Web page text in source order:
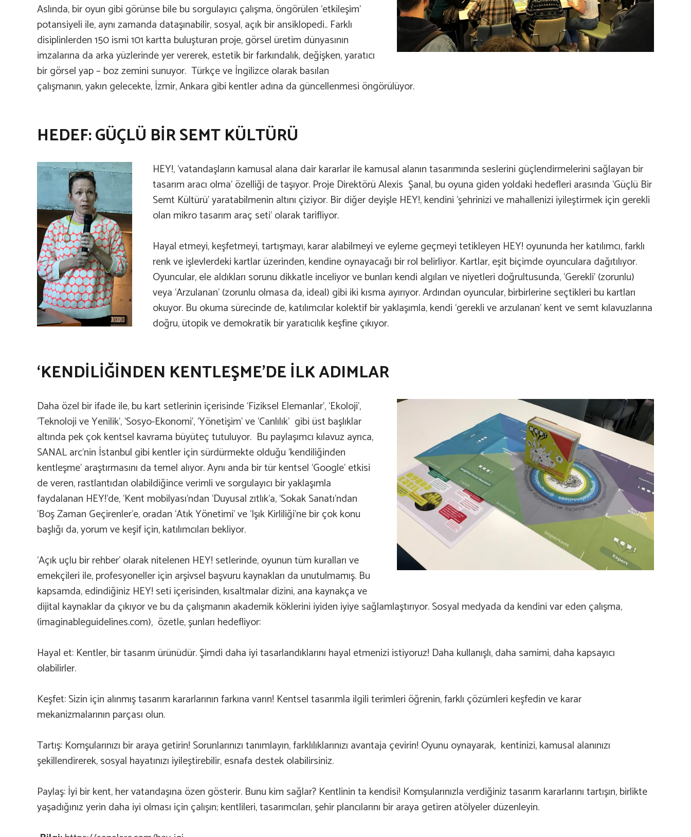
Aslında, bir oyun gibi görünse bile bu sorgulayıcı çalışma, öngörülen ‘etkileşim’
potansiyeli ile, aynı zamanda dataşınabilir, sosyal, açık bir ansiklopedi.. Farklı
disiplinlerden 150 ismi 101 kartta buluşturan proje, görsel üretim dünyasının
imzalarına da arka yüzlerinde yer vererek, estetik bir farkındalık, değişken, yaratıcı
bir görsel yap – boz zemini sunuyor. Türkçe ve İngilizce olarak basılan
çalışmanın, yakın gelecekte, İzmir, Ankara gibi kentler adına da güncellenmesi öngörülüyor.
HEDEF: GÜÇLÜ BİR SEMT KÜLTÜRÜ
HEY!, ‘vatandaşların kamusal alana dair kararlar ile kamusal alanın tasarımında seslerini güçlendirmelerini sağlayan bir
tasarım aracı olma’ özelliği de taşıyor. Proje Direktörü Alexis Şanal, bu oyuna giden yoldaki hedefleri arasında ‘Güçlü Bir
Semt Kültürü’ yaratabilmenin altını çiziyor. Bir diğer deyişle HEY!, kendini ‘şehrinizi ve mahallenizi iyileştirmek için gerekli
olan mikro tasarım araç seti’ olarak tarifliyor.
Hayal etmeyi, keşfetmeyi, tartışmayı, karar alabilmeyi ve eyleme geçmeyi tetikleyen HEY! oyununda her katılımcı, farklı
renk ve işlevlerdeki kartlar üzerinden, kendine oynayacağı bir rol belirliyor. Kartlar, eşit biçimde oyunculara dağıtılıyor.
Oyuncular, ele aldıkları sorunu dikkatle inceliyor ve bunları kendi algıları ve niyetleri doğrultusunda, ‘Gerekli’ (zorunlu)
veya ‘Arzulanan’ (zorunlu olmasa da, ideal) gibi iki kısma ayırıyor. Ardından oyuncular, birbirlerine seçtikleri bu kartları
okuyor. Bu okuma sürecinde de, katılımcılar kolektif bir yaklaşımla, kendi ‘gerekli ve arzulanan’ kent ve semt kılavuzlarına
doğru, ütopik ve demokratik bir yaratıcılık keşfine çıkıyor.
‘KENDİLİĞİNDEN KENTLEŞME’DE İLK ADIMLAR
Daha özel bir ifade ile, bu kart setlerinin içerisinde ‘Fiziksel Elemanlar’, ‘Ekoloji’,
‘Teknoloji ve Yenilik’, ‘Sosyo-Ekonomi’, ‘Yönetişim’ ve ‘Canlılık’ gibi üst başlıklar
altında pek çok kentsel kavrama büyüteç tutuluyor. Bu paylaşımcı kılavuz ayrıca,
SANAL arc’nin İstanbul gibi kentler için sürdürmekte olduğu ‘kendiliğinden
kentleşme’ araştırmasını da temel alıyor. Aynı anda bir tür kentsel ‘Google’ etkisi
de veren, rastlantıdan olabildiğince verimli ve sorgulayıcı bir yaklaşımla
faydalanan HEY!’de, ‘Kent mobilyası’ndan ‘Duyusal zıtlık’a, ‘Sokak Sanatı’ndan
‘Boş Zaman Geçirenler’e, oradan ‘Atık Yönetimi’ ve ‘Işık Kirliliği’ne bir çok konu
başlığı da, yorum ve keşif için, katılımcıları bekliyor.
‘Açık uçlu bir rehber’ olarak nitelenen HEY! setlerinde, oyunun tüm kuralları ve
emekçileri ile, profesyoneller için arşivsel başvuru kaynakları da unutulmamış. Bu
kapsamda, edindiğiniz HEY! seti içerisinden, kısaltmalar dizini, ana kaynakça ve
dijital kaynaklar da çıkıyor ve bu da çalışmanın akademik köklerini iyiden iyiye sağlamlaştırıyor. Sosyal medyada da kendini var eden çalışma,
(imaginableguidelines.com), özetle, şunları hedefliyor:
Hayal et: Kentler, bir tasarım ürünüdür. Şimdi daha iyi tasarlandıklarını hayal etmenizi istiyoruz! Daha kullanışlı, daha samimi, daha kapsayıcı
olabilirler.
Keşfet: Sizin için alınmış tasarım kararlarının farkına varın! Kentsel tasarımla ilgili terimleri öğrenin, farklı çözümleri keşfedin ve karar
mekanizmalarının parçası olun.
Tartış: Komşularınızı bir araya getirin! Sorunlarınızı tanımlayın, farklılıklarınızı avantaja çevirin! Oyunu oynayarak, kentinizi, kamusal alanınızı
şekillendirerek, sosyal hayatınızı iyileştirebilir, esnafa destek olabilirsiniz.
Paylaş: İyi bir kent, her vatandaşına özen gösterir. Bunu kim sağlar? Kentlinin ta kendisi! Komşularınızla verdiğiniz tasarım kararlarını tartışın, birlikte
yaşadığınız yerin daha iyi olması için çalışın; kentlileri, tasarımcıları, şehir plancılarını bir araya getiren atölyeler düzenleyin.